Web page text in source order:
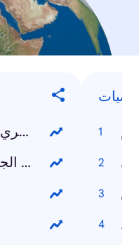
المنتخب المصري في الألعاب الأولمبية
انخفاض قيمة الجنيه المصري (التعويم)